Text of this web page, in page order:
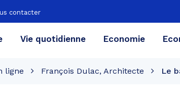
contacter
Vie quotidienne Economie
ligne François Dulac, Architecte Le